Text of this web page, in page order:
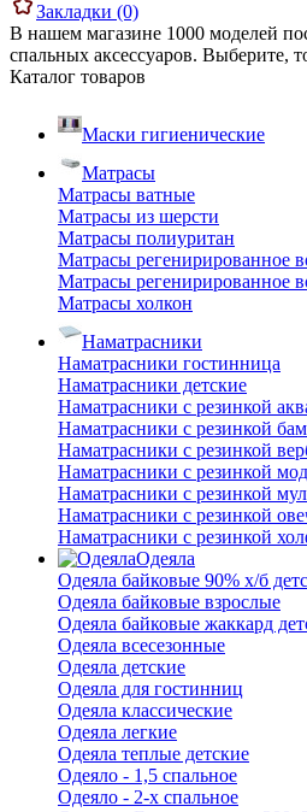
Закладки (0)
В нашем магазине 1000 моделей
спальных аксессуаров. Выберите,
Каталог товаров
Маски гигиенические
Матрасы
Матрасы ватные
Матрасы из шерсти
Матрасы полиуритан
Матрасы регенирированное
Матрасы регенирированное
Матрасы холкон
Наматрасники
Наматрасники гостинница
Наматрасники детские
Наматрасники с резинкой
Наматрасники с резинкой
Наматрасники с резинкой
Наматрасники с резинкой
Наматрасники с резинкой
Наматрасники с резинкой
Наматрасники с резинкой
Одеяла
Одеяла байковые 90% х/б
Одеяла байковые взрослые
Одеяла байковые жаккард
Одеяла всесезонные
Одеяла детские
Одеяла для гостинниц
Одеяла классические
Одеяла легкие
Одеяла теплые детские
Одеяло - 1,5 спальное
Одеяло - 2-х спальное